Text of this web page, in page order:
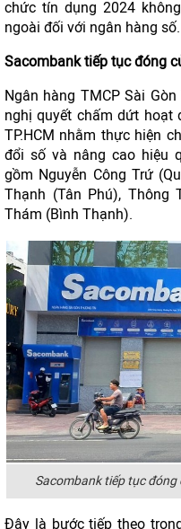
chức tín dụng 2024
ngoài đối với ngân hàng số.
Sacombank tiếp tục đóng
Ngân hàng TMCP Sài
nghị quyết chấm dứt hoạt
TP.HCM nhằm thực hiện
đổi số và nâng cao hiệu
gồm Nguyễn Công Trứ
Thạnh (Tân Phú), Thông
Thám (Bình Thạnh).
Sacombank tiếp tục đóng
Đây là bước tiếp theo